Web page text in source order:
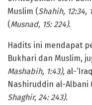
Muslim (Shahih, 12:34,
(Musnad, 15: 224).
Hadits ini mendapat
Bukhari dan Muslim,
Mashabih, 1:43), al-
Nashiruddin al-Albani
Shaghir, 24: 243).